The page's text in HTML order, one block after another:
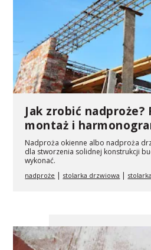
Jak zrobić nadproże?
montaż i
Nadproża okienne albo nadproża
dla stworzenia solidnej konstrukcji
wykonać.
nadproże | stolarka drzwiowa |